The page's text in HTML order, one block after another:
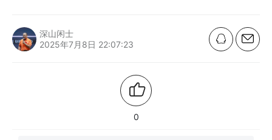
深山闲士
2025年7月8日 22:07:23
0